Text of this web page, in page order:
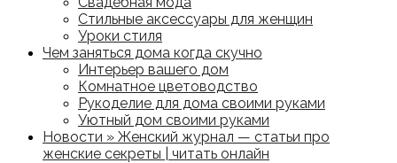
Стильные аксессуары для женщин
Уроки стиля
Чем заняться дома когда скучно
Интерьер вашего дом
Комнатное цветоводство
Рукоделие для дома своими руками
Уютный дом своими руками
Новости » Женский журнал — статьи про
женские секреты | читать онлайн